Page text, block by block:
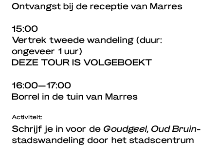
Ontvangst bij de receptie van Marres
15:00
Vertrek tweede wandeling (duur:
ongeveer 1 uur)
DEZE TOUR IS VOLGEBOEKT
16:00—17:00
Borrel in de tuin van Marres
Activiteit:
Schrijf je in voor de Goudgeel, Oud Bruin-
stadswandeling door het stadscentrum